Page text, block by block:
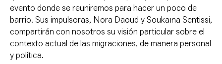
evento donde se reuniremos para hacer un poco de
barrio. Sus impulsoras, Nora Daoud y Soukaïna Sentissi,
compartirán con nosotros su visión particular sobre el
contexto actual de las migraciones, de manera personal
y política.